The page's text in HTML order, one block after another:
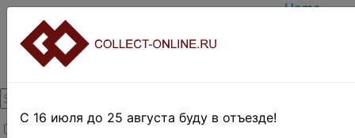
Товары со скидкой
Home
С 16 июля до 25 августа буду в отъезде!